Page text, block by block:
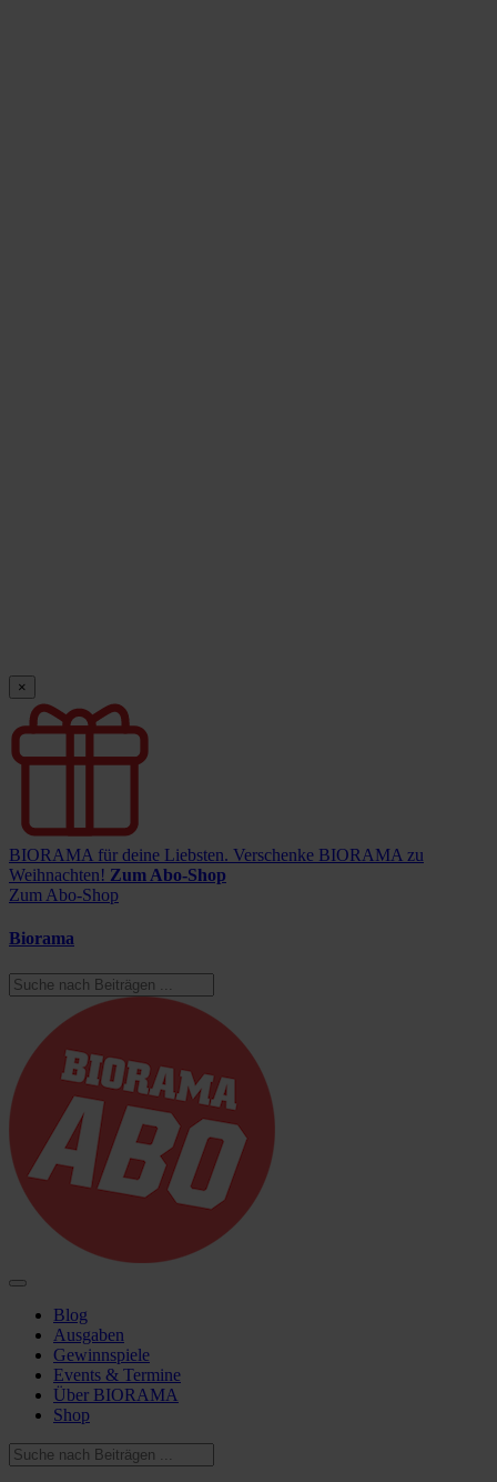
×
BIORAMA für deine Liebsten. Verschenke BIORAMA zu
Weihnachten! Zum Abo-Shop
Zum Abo-Shop
Biorama
Blog
Ausgaben
Gewinnspiele
Events & Termine
Über BIORAMA
Shop